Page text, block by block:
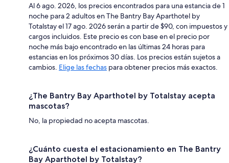
Al 6 ago. 2026, los precios encontrados para una estancia de 1
noche para 2 adultos en The Bantry Bay Aparthotel by
Totalstay el 17 ago. 2026 serán a partir de $90, con impuestos y
cargos incluidos. Este precio es con base en el precio por
noche más bajo encontrado en las últimas 24 horas para
estancias en los próximos 30 días. Los precios están sujetos a
cambios. Elige las fechas para obtener precios más exactos.
¿The Bantry Bay Aparthotel by Totalstay acepta
mascotas?
No, la propiedad no acepta mascotas.
¿Cuánto cuesta el estacionamiento en The Bantry
Bay Aparthotel by Totalstay?